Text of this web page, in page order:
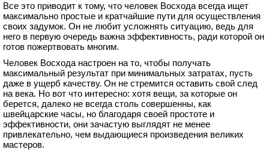
Все это приводит к тому, что человек Восхода всегда ищет
максимально простые и кратчайшие пути для осуществления
своих задумок. Он не любит усложнять ситуацию, ведь для
него в первую очередь важна эффективность, ради которой он
готов пожертвовать многим.
Человек Восхода настроен на то, чтобы получать
максимальный результат при минимальных затратах, пусть
даже в ущерб качеству. Он не стремится оставить свой след
на века. Но вот что интересно: хотя вещи, за которые он
берется, далеко не всегда столь совершенны, как
швейцарские часы, но благодаря своей простоте и
эффективности, они зачастую выглядят не менее
привлекательно, чем выдающиеся произведения великих
мастеров.